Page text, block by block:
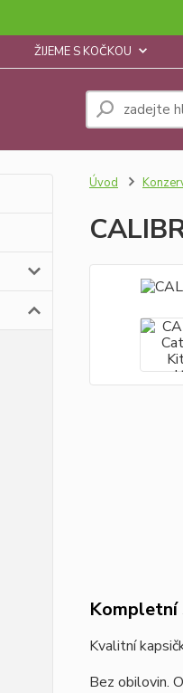
ŽIJEME S KOČKOU
Úvod
Kompletní
Kvalitní
Bez obilovin.